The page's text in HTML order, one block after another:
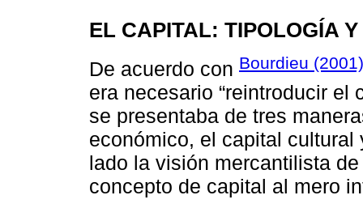
EL CAPITAL: TIPOLOGÍA
De acuerdo con Bourdieu (2001)
era necesario “reintroducir el
se presentaba de tres
económico, el capital
lado la visión mercantilista
concepto de capital al mero